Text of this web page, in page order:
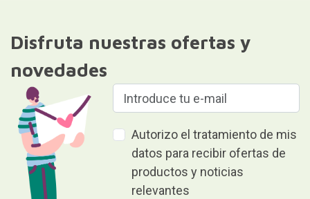
Disfruta nuestras ofertas y
novedades
Autorizo el tratamiento de mis
datos para recibir ofertas de
productos y noticias
relevantes